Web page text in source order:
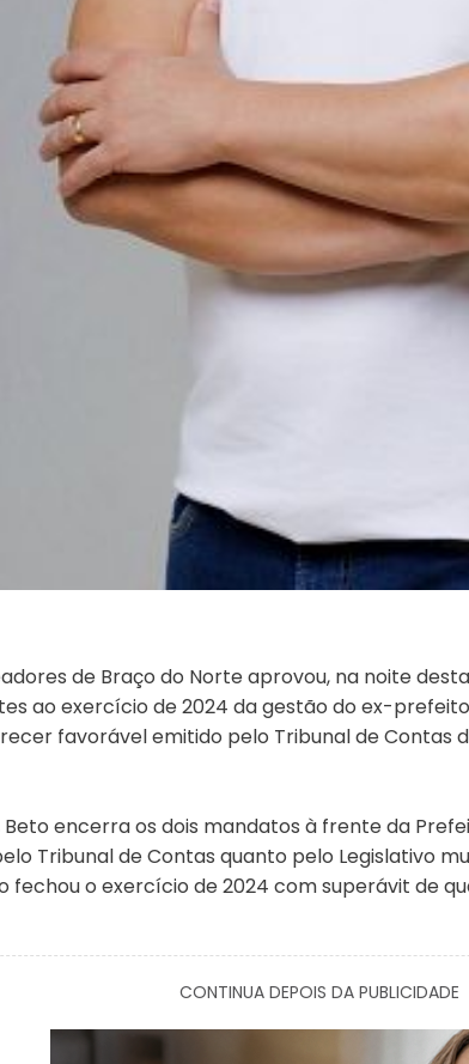
de Braço do Norte aprovou, na noite
ao exercício de 2024 da gestão do ex-
favorável emitido pelo Tribunal de Contas
encerra os dois mandatos à frente da
Tribunal de Contas quanto pelo Legislativo
fechou o exercício de 2024 com superávit de
CONTINUA DEPOIS DA PUBLICIDADE